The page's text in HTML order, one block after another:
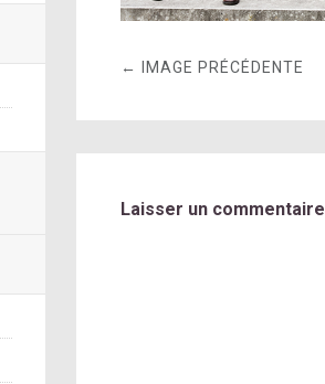
← IMAGE PRÉCÉDENTE
Laisser un commentaire